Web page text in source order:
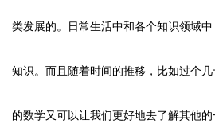
类发展的。日常生活中和各个知识领域
知识。而且随着时间的推移，比如过个
的数学又可以让我们更好地去了解其他的